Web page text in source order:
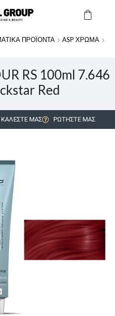
ΠΡΟΪΟΝΤΑ
ASP ΧΡΩΜΑ
RS 100ml 7.646
Red
ΚΑΛΕΣΤΕ ΜΑΣ ΡΩΤΗΣΤΕ ΜΑΣ